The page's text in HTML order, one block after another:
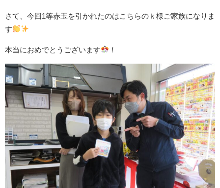
さて、今回1等赤玉を引かれたのはこちらのｋ様ご家族になりま
す
本当におめでとうございます ！